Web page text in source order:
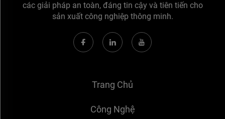
các giải pháp an toàn, đáng tin cậy và tiên tiến cho
sản xuất công nghiệp thông minh.
Trang Chủ
Công Nghệ